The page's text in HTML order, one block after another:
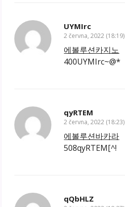
UYMIrc
2 června, 2022 (18:19)
에볼루션카지노
400UYMIrc~@*
qyRTEM
2 června, 2022 (18:23)
에볼루션바카라
508qyRTEM[^!
qQbHLZ